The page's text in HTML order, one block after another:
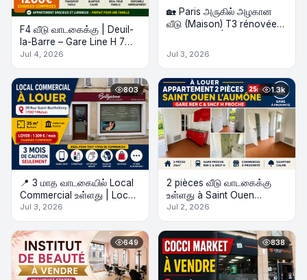
F4 வீடு வாடகைக்கு | Deuil-
la-Barre – Gare Line H 7
நிமிடம்
Jul 4, 2026
🏡 Paris அருகில் அழகான
வீடு (Maison) T3 rénovée
Jul 3, 2026
803
📍 3 மாத வாடகையில் Local
Commercial உள்ளது | Local
Commercial à Louer
Seulement 3 Mois de
Caution
Jul 3, 2026
1.3k
2 pièces வீடு வாடகைக்கு
உள்ளது à Saint Ouen
l'Aumône – Gare RER C /
SNCF H proche
Jul 2, 2026
649 838